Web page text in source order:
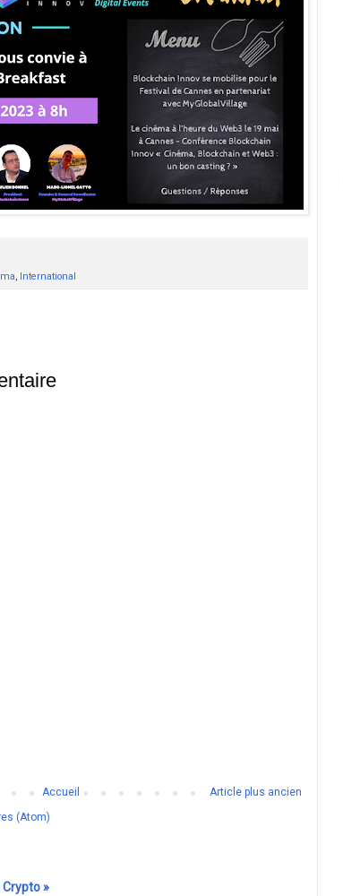
, International
Article plus ancien
Accueil
(Atom)
»